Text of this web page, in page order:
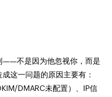
——不是因为他忽视你，而是
这一问题的原因主要有：
DMARC未配置）、IP信